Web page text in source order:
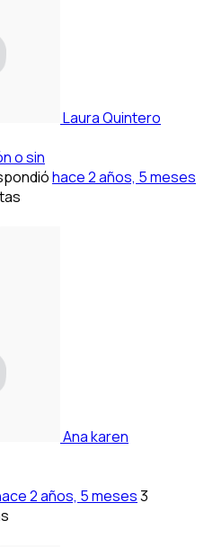
Laura Quintero
o sin
hace 2 años, 5 meses
Ana karen
2 años, 5 meses3